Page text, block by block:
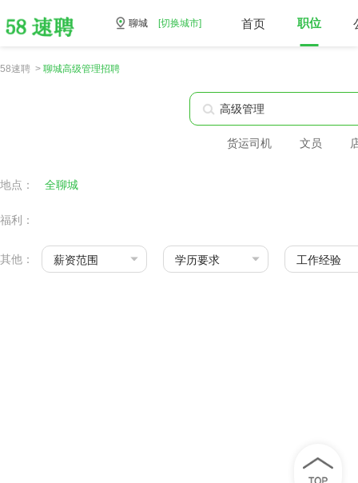
聊城 [切换城市] 首页 职位
58速聘 > 聊城高级管理招聘
货运司机 文员
地点： 全聊城
福利：
其他： 薪资范围 学历要求 工作经验